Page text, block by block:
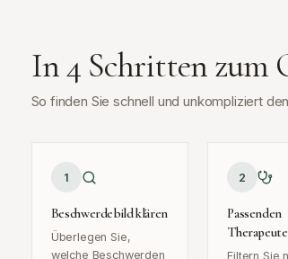
In 4 Schritten zum
So finden Sie schnell und unkompliziert
1
Beschwerdebild klären
Überlegen Sie,
welche Beschwerden
2
Passenden
Filtern Sie